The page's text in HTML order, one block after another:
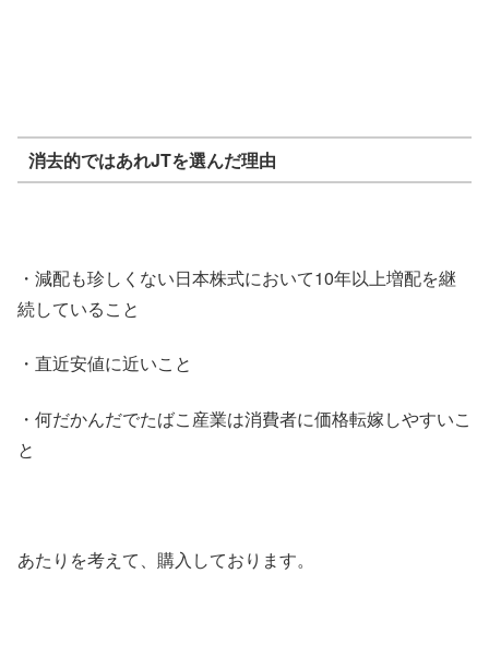
消去的ではあれJTを選んだ理由
・減配も珍しくない日本株式において10年以上増配を継
続していること
・直近安値に近いこと
・何だかんだでたばこ産業は消費者に価格転嫁しやすいこ
と
あたりを考えて、購入しております。